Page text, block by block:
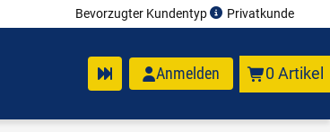
Bevorzugter Kundentyp Privatkunde
Anmelden 0 Artikel